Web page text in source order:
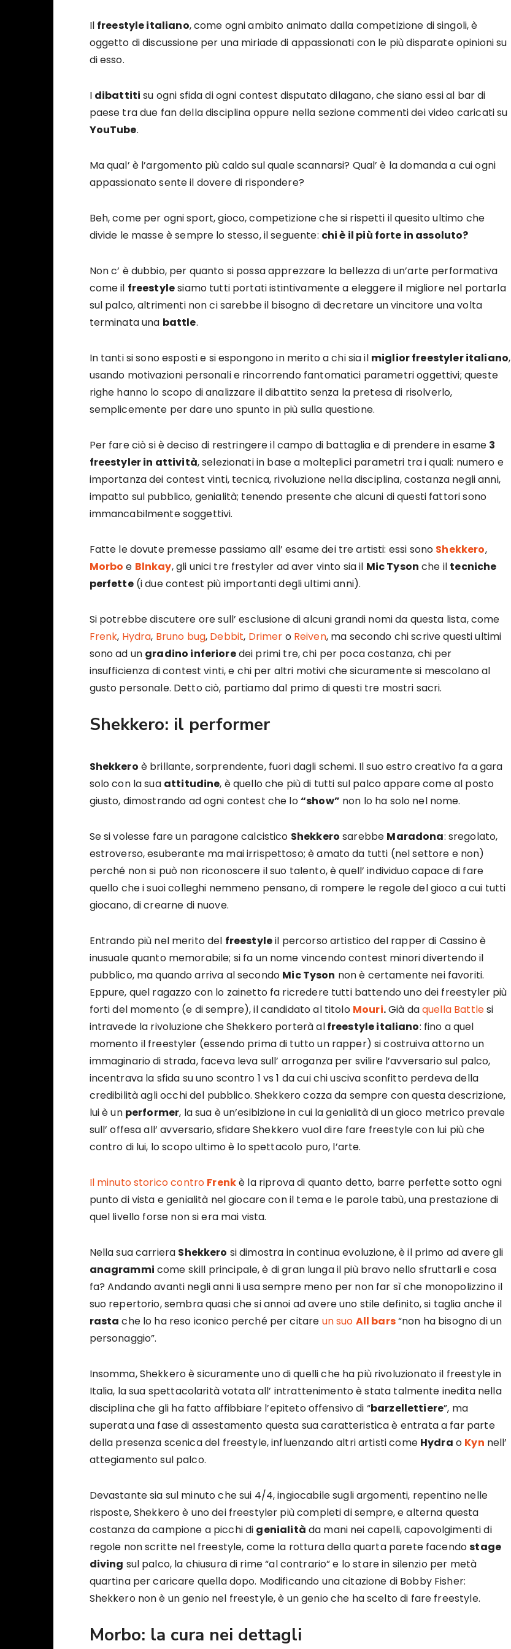
Il freestyle italiano, come ogni ambito animato dalla competizione di singoli, è
oggetto di discussione per una miriade di appassionati con le più disparate opinioni su
di esso.
I dibattiti su ogni sfida di ogni contest disputato dilagano, che siano essi al bar di
paese tra due fan della disciplina oppure nella sezione commenti dei video caricati su
YouTube.
Ma qual’ è l’argomento più caldo sul quale scannarsi? Qual’ è la domanda a cui ogni
appassionato sente il dovere di rispondere?
Beh, come per ogni sport, gioco, competizione che si rispetti il quesito ultimo che
divide le masse è sempre lo stesso, il seguente: chi è il più forte in assoluto?
Non c’ è dubbio, per quanto si possa apprezzare la bellezza di un’arte performativa
come il freestylesiamo tutti portati istintivamente a eleggere il migliore nel portarla
sul palco, altrimenti non ci sarebbe il bisogno di decretare un vincitore una volta
terminata una battle.
In tanti si sono esposti e si espongono in merito a chi sia il miglior freestyler italiano,
usando motivazioni personali e rincorrendo fantomatici parametri oggettivi; queste
righe hanno lo scopo di analizzare il dibattito senza la pretesa di risolverlo,
semplicemente per dare uno spunto in più sulla questione.
Per fare ciò si è deciso di restringere il campo di battaglia e di prendere in esame 3
freestyler in attività, selezionati in base a molteplici parametri tra i quali: numero e
importanza dei contest vinti, tecnica, rivoluzione nella disciplina, costanza negli anni,
impatto sul pubblico, genialità; tenendo presente che alcuni di questi fattori sono
immancabilmente soggettivi.
Fatte le dovute premesse passiamo all’ esame dei tre artisti: essi sono Shekkero,
Morbo e Blnkay, gli unici tre frestyler ad aver vinto sia il Mic Tyson che il tecniche
perfette(i due contest più importanti degli ultimi anni).
Si potrebbe discutere ore sull’ esclusione di alcuni grandi nomi da questa lista, come
Frenk, Hydra, Bruno bug, Debbit, Drimer o Reiven, ma secondo chi scrive questi ultimi
sono ad un gradino inferioredei primi tre, chi per poca costanza, chi per
insufficienza di contest vinti, e chi per altri motivi che sicuramente si mescolano al
gusto personale. Detto ciò, partiamo dal primo di questi tre mostri sacri.
Shekkero: il performer
Shekkero è brillante, sorprendente, fuori dagli schemi. Il suo estro creativo fa a gara
solo con la sua attitudine, è quello che più di tutti sul palco appare come al posto
giusto, dimostrando ad ogni contest che lo“show” non lo ha solo nel nome.
Se si volesse fare un paragone calcistico Shekkero sarebbe Maradona: sregolato,
estroverso, esuberante ma mai irrispettoso; è amato da tutti (nel settore e non)
perché non si può non riconoscere il suo talento, è quell’ individuo capace di fare
quello che i suoi colleghi nemmeno pensano, di rompere le regole del gioco a cui tutti
giocano, di crearne di nuove.
Entrando più nel merito del freestyleil percorso artistico del rapper di Cassino è
inusuale quanto memorabile; si fa un nome vincendo contest minori divertendo il
pubblico, ma quando arriva al secondo Mic Tyson non è certamente nei favoriti.
Eppure, quel ragazzo con lo zainetto fa ricredere tutti battendo uno dei freestyler più
forti del momento (e di sempre), il candidato al titolo Mouri.Già daquella Battlesi
intravede la rivoluzione che Shekkero porterà alfreestyle italiano: fino a quel
momento il freestyler (essendo prima di tutto un rapper) si costruiva attorno un
immaginario di strada, faceva leva sull’ arroganza per svilire l’avversario sul palco,
incentrava la sfida su uno scontro 1 vs 1 da cui chi usciva sconfitto perdeva della
credibilità agli occhi del pubblico. Shekkero cozza da sempre con questa descrizione,
lui è un performer, la sua è un’esibizione in cui la genialità di un gioco metrico prevale
sull’ offesa all’ avversario, sfidare Shekkero vuol dire fare freestyle con lui più che
contro di lui, lo scopo ultimo è lo spettacolo puro, l’arte.
Il minuto storico contro Frenkè la riprova di quanto detto, barre perfette sotto ogni
punto di vista e genialità nel giocare con il tema e le parole tabù, una prestazione di
quel livello forse non si era mai vista.
Nella sua carriera Shekkero si dimostra in continua evoluzione, è il primo ad avere gli
anagrammi come skill principale, è di gran lunga il più bravo nello sfruttarli e cosa
fa? Andando avanti negli anni li usa sempre meno per non far sì che monopolizzino il
suo repertorio, sembra quasi che si annoi ad avere uno stile definito, si taglia anche il
rasta che lo ha reso iconico perché per citare un suo All bars“non ha bisogno di un
personaggio”.
Insomma, Shekkero è sicuramente uno di quelli che ha più rivoluzionato il freestyle in
Italia, la sua spettacolarità votata all’ intrattenimento è stata talmente inedita nella
disciplina che gli ha fatto affibbiare l’epiteto offensivo di “barzellettiere”, ma
superata una fase di assestamento questa sua caratteristica è entrata a far parte
della presenza scenica del freestyle, influenzando altri artisti come Hydra o Kyn nell’
attegiamento sul palco.
Devastante sia sul minuto che sui 4/4, ingiocabile sugli argomenti, repentino nelle
risposte, Shekkero è uno dei freestyler più completi di sempre, e alterna questa
costanza da campione a picchi di genialità da mani nei capelli, capovolgimenti di
regole non scritte nel freestyle, come la rottura della quarta parete facendostage
diving sul palco, la chiusura di rime “al contrario” e lo stare in silenzio per metà
quartina per caricare quella dopo. Modificando una citazione di Bobby Fisher:
Shekkero non è un genio nel freestyle, è un genio che ha scelto di fare freestyle.
Morbo: la cura nei dettagli